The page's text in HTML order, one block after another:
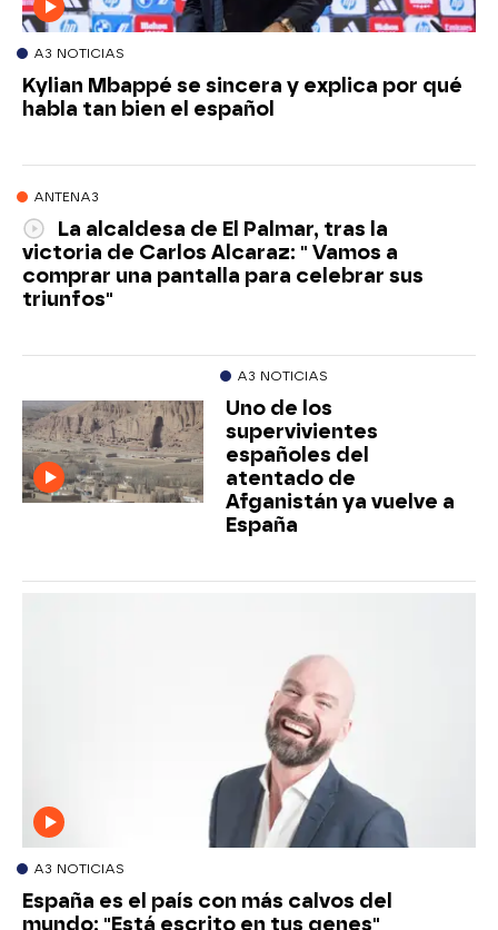
A3 NOTICIAS
Kylian Mbappé se sincera y explica por qué
habla tan bien el español
ANTENA3
La alcaldesa de El Palmar, tras la
victoria de Carlos Alcaraz: " Vamos a
comprar una pantalla para celebrar sus
triunfos"
A3 NOTICIAS
Uno de los
supervivientes
españoles del
atentado de
Afganistán ya vuelve a
España
A3 NOTICIAS
España es el país con más calvos del
mundo: "Está escrito en tus genes"